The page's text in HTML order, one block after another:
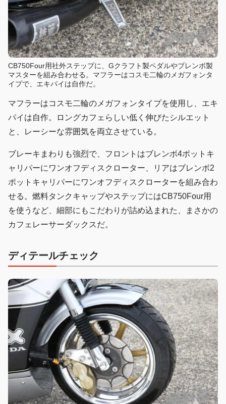
CB750Four用社外ステップに、Gクラフト製ペダルやブレンボ製
マスターを組み合わせる。マフラーはコスモ二輪のメガフォンタ
イプで、エキパイは自作だ。
マフラーはコスモ二輪のメガフォンタイプを使用し、エキ
パイは自作。ロングカフェらしい低く伸びたシルエット
と、レーシーな雰囲気を両立させている。
ブレーキまわりも強烈で、フロントはブレンボ4ポットキ
ャリパーにワンオフディスクローター、リアはブレンボ2
ポットキャリパーにワンオフディスクローターを組み合わ
せる。燃料タンクキャップやステップにはCB750Four用
を使うなど、細部にもこだわりが詰め込まれた、まさかの
カフェレーサーダックスだ。
ディテールチェック